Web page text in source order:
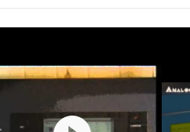
du Musicien